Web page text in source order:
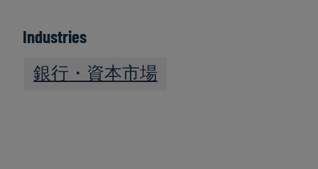
Industries
銀行・資本市場